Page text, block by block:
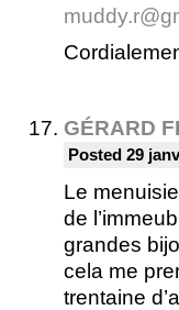
GÉRARD
Posted 29
Le
de
grandes
cela me
trentaine